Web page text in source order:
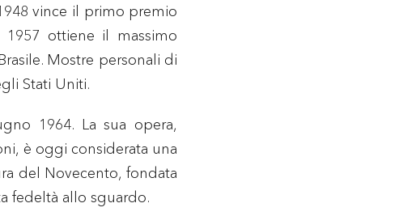
vince il primo premio
ottiene il massimo
Mostre personali di
Stati Uniti.
1964. La sua opera,
è oggi considerata una
del Novecento, fondata
fedeltà allo sguardo.